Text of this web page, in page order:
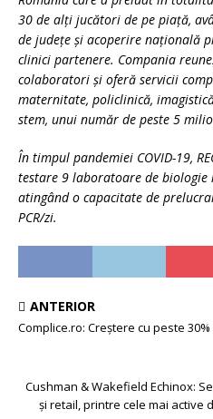
30 de alți jucători de pe piață,
de județe și acoperire națională
clinici partenere. Compania
colaboratori și oferă servicii
maternitate, policlinică,
stem, unui număr de peste 5
În timpul pandemiei COVID-19,
testare 9 laboratoare de biologie
atingând o capacitate de
PCR/zi.
ANTERIOR
Complice.ro: Creștere cu peste
Cushman & Wakefield Echinox:
și retail, printre cele mai active